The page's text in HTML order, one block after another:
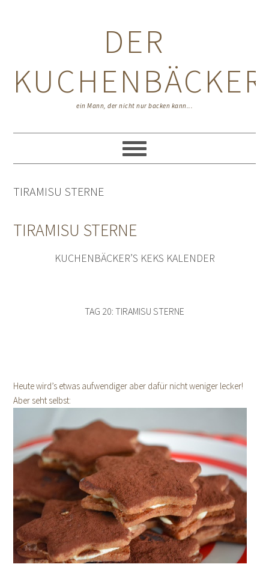
DER
KUCHENBÄCKER
ein Mann, der nicht nur backen kann...
TIRAMISU STERNE
TIRAMISU STERNE
KUCHENBÄCKER’S KEKS KALENDER
TAG 20: TIRAMISU STERNE
Heute wird’s etwas aufwendiger aber dafür nicht weniger lecker!
Aber seht selbst: